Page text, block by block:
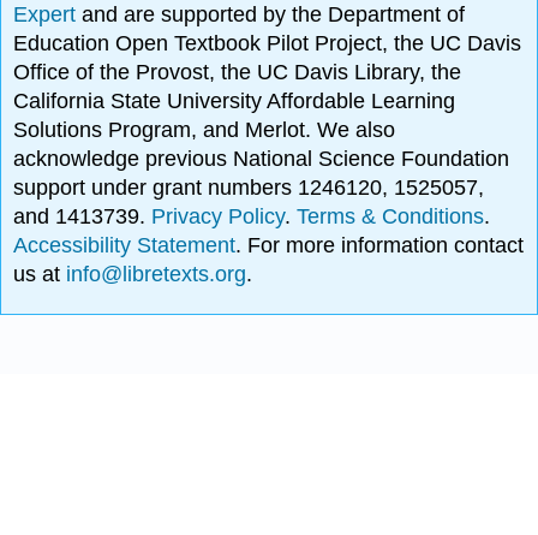
Expertand are supported by the Department of
Education Open Textbook Pilot Project, the UC Davis
Office of the Provost, the UC Davis Library, the
California State University Affordable Learning
Solutions Program, and Merlot. We also
acknowledge previous National Science Foundation
support under grant numbers 1246120, 1525057,
and 1413739. Privacy Policy.Terms & Conditions.
Accessibility Statement. For more information contact
us at info@libretexts.org.